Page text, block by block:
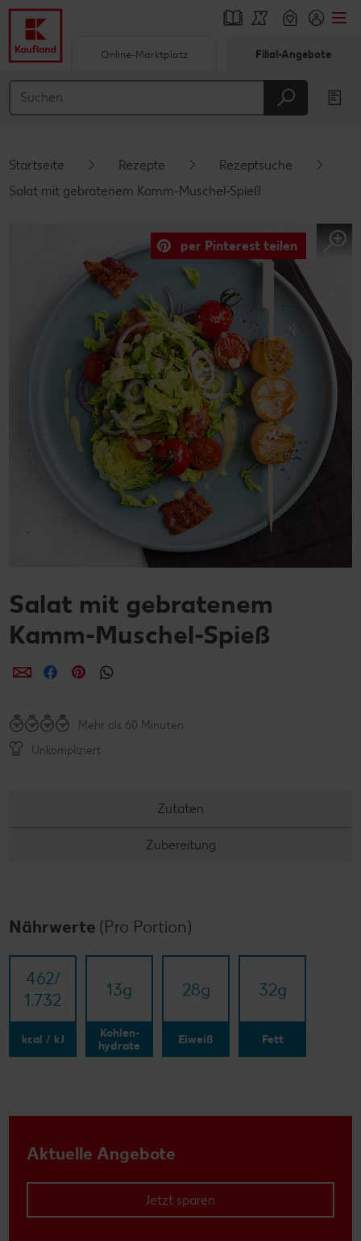
Hauptinhalt
Schwebender Seitenbereich
Online-Marktplatz Filial-Angebote
Startseite Rezepte
Rezeptsuche
Salat mit gebratenem Kamm-Muschel-Spieß
per Pinterest teilen
Salat mit gebratenem
Kamm-Muschel-Spieß
per E-Mail teilen
per Facebook teilen
per Pinterest teilen
Mehr als 60 Minuten
Unkompliziert
Zutaten
Zubereitung
Nährwerte (Pro Portion)
462/​
1.732
kcal / kJ
13g
Kohlen-
hydrate
28g
Eiweiß
32g
Fett
Aktuelle Angebote
Jetzt sparen